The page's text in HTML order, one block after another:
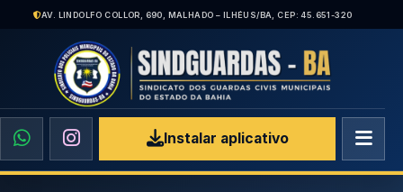
AV. LINDOLFO COLLOR, 690, MALHADO – ILHÉUS/BA, CEP: 45.651-320
Instalar aplicativo